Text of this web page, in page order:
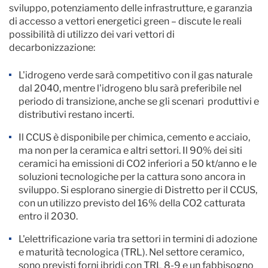
sviluppo, potenziamento delle infrastrutture, e garanzia
di accesso a vettori energetici green – discute le reali
possibilità di utilizzo dei vari vettori di
decarbonizzazione:
L'idrogeno verde sarà competitivo con il gas naturale
dal 2040, mentre l'idrogeno blu sarà preferibile nel
periodo di transizione, anche se gli scenari produttivi e
distributivi restano incerti.
Il CCUS è disponibile per chimica, cemento e acciaio,
ma non per la ceramica e altri settori. Il 90% dei siti
ceramici ha emissioni di CO2 inferiori a 50 kt/anno e le
soluzioni tecnologiche per la cattura sono ancora in
sviluppo. Si esplorano sinergie di Distretto per il CCUS,
con un utilizzo previsto del 16% della CO2 catturata
entro il 2030.
L'elettrificazione varia tra settori in termini di adozione
e maturità tecnologica (TRL). Nel settore ceramico,
sono previsti forni ibridi con TRL 8-9 e un fabbisogno